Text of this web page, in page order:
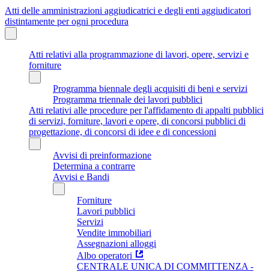
Atti delle amministrazioni aggiudicatrici e degli enti aggiudicatori
distintamente per ogni procedura
Atti relativi alla programmazione di lavori, opere, servizi e
forniture
Programma biennale degli acquisiti di beni e servizi
Programma triennale dei lavori pubblici
Atti relativi alle procedure per l'affidamento di appalti pubblici
di servizi, forniture, lavori e opere, di concorsi pubblici di
progettazione, di concorsi di idee e di concessioni
Avvisi di preinformazione
Determina a contrarre
Avvisi e Bandi
Forniture
Lavori pubblici
Servizi
Vendite immobiliari
Assegnazioni alloggi
Albo operatori
CENTRALE UNICA DI COMMITTENZA -